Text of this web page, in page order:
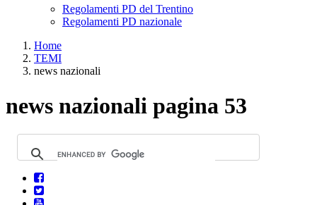
Regolamenti PD del Trentino
Regolamenti PD nazionale
Home
TEMI
news nazionali
news nazionali pagina 53